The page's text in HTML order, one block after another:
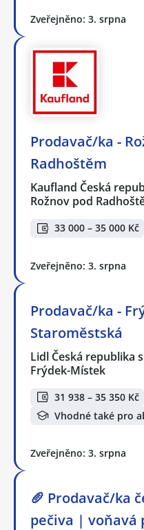
Zveřejněno: 3. srpna
Prodavač/ka -
Radhoštěm
Kaufland Česká
Rožnov pod
33 000 – 35 000 Kč
Zveřejněno: 3. srpna
Prodavač/ka -
Staroměstská
Lidl Česká republika
Frýdek-Místek
31 938 – 35 350 Kč
Vhodné také pro
Zveřejněno: 3. srpna
🥖 Prodavač/ka
pečiva | voňavá